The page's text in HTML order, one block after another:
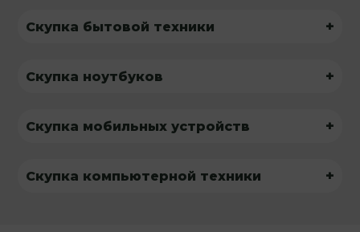
Скупка бытовой техники +
Скупка ноутбуков +
Скупка мобильных устройств +
Скупка компьютерной техники +